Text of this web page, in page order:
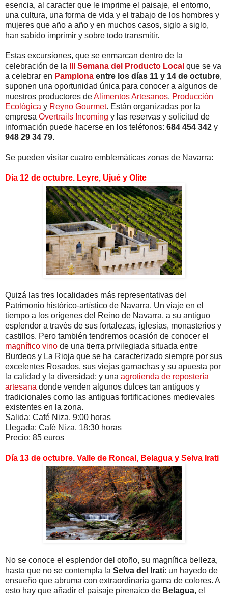
esencia, al caracter que le imprime el paisaje, el entorno,
una cultura, una forma de vida y el trabajo de los hombres y
mujeres que año a año y en muchos casos, siglo a siglo,
han sabido imprimir y sobre todo transmitir.
Estas excursiones, que se enmarcan dentro de la
celebración de la
III Semana del Producto Local que se va
a celebrar en Pamplona entre los días 11 y 14 de octubre,
suponen una oportunidad única para conocer a algunos de
nuestros productores deAlimentos Artesanos, Producción
Ecológica y Reyno Gourmet. Están organizadas por la
empresa Overtrails Incoming y las reservas y solicitud de
información puede hacerse en los teléfonos: 684 454 342 y
948 29 34 79.
Se pueden visitar cuatro emblemáticas zonas de Navarra:
Día 12 de octubre. Leyre, Ujué y Olite
Quizá las tres localidades más representativas del
Patrimonio histórico-artístico de Navarra. Un viaje en el
tiempo a los orígenes del Reino de Navarra, a su antiguo
esplendor a través de sus fortalezas, iglesias, monasterios y
castillos. Pero también tendremos ocasión de conocer el
magnífico vino de una tierra privilegiada situada entre
Burdeos y La Rioja que se ha caracterizado siempre por sus
excelentes Rosados, sus viejas garnachas y su apuesta por
la calidad y la diversidad; y una agrotienda de repostería
artesana donde venden algunos dulces tan antiguos y
tradicionales como las antiguas fortificaciones medievales
existentes en la zona.
Salida: Café Niza. 9:00 horas
Llegada: Café Niza. 18:30 horas
Precio: 85 euros
Día 13 de octubre. Valle de Roncal, Belagua y Selva Irati
No se conoce el esplendor del otoño, su magnífica belleza,
hasta que no se contempla la Selva del Irati: un hayedo de
ensueño que abruma con extraordinaria gama de colores. A
esto hay que añadir el paisaje pirenaico de Belagua, el